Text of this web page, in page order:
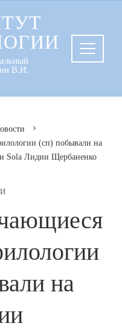
В.И.
(сп) побывали на
Sola Лидии Щербаненко
на